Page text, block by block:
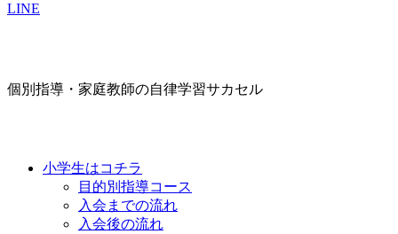
LINE
個別指導・家庭教師の自律学習サカセル
小学生はコチラ
目的別指導コース
入会までの流れ
入会後の流れ